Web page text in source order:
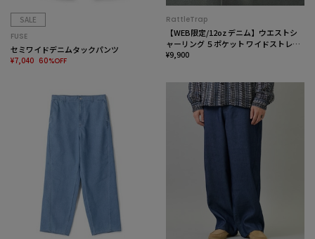
SALE
FUSE
セミワイドデニムタックパンツ
¥7,040 60%OFF
RattleTrap
【WEB限定/12oz デニム】ウエストシ
ャーリング ５ポケット ワイドストレー
トパンツ
¥9,900